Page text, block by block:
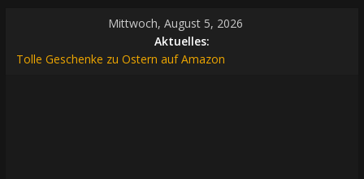
springen
Mittwoch, August 5, 2026
Aktuelles:
Tolle Geschenke zu Ostern auf Amazon